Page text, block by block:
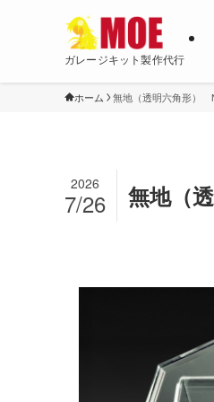
ガレージキット製作代行
ホーム 無地（透明六角形）
無地（
2026
7/26